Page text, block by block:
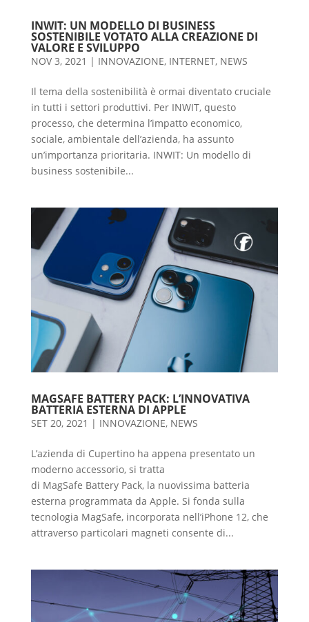
INWIT: UN MODELLO DI BUSINESS
SOSTENIBILE VOTATO ALLA CREAZIONE DI
VALORE E SVILUPPO
NOV 3, 2021 | INNOVAZIONE, INTERNET, NEWS
Il tema della sostenibilità è ormai diventato cruciale
in tutti i settori produttivi. Per INWIT, questo
processo, che determina l’impatto economico,
sociale, ambientale dell’azienda, ha assunto
un’importanza prioritaria. INWIT: Un modello di
business sostenibile...
MAGSAFE BATTERY PACK: L’INNOVATIVA
BATTERIA ESTERNA DI APPLE
SET 20, 2021 | INNOVAZIONE, NEWS
L’azienda di Cupertino ha appena presentato un
moderno accessorio, si tratta
di MagSafe Battery Pack, la nuovissima batteria
esterna programmata da Apple. Si fonda sulla
tecnologia MagSafe, incorporata nell’iPhone 12, che
attraverso particolari magneti consente di...